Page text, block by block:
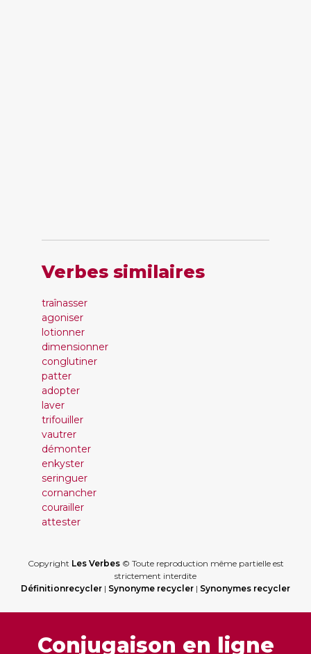
Verbes similaires
traînasser
agoniser
lotionner
dimensionner
conglutiner
patter
adopter
laver
trifouiller
vautrer
démonter
enkyster
seringuer
cornancher
courailler
attester
Copyright Les Verbes© Toute reproduction même partielle est
strictement interdite
Définitionrecycler | Synonyme recycler | Synonymes recycler
Conjugaison en ligne